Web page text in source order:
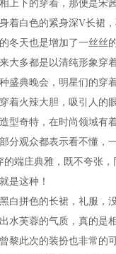
上下的穿着，那便是宋茜
着白色的紧身深V长裙
冬天也是增加了一丝丝的
大多都是以清纯形象穿
盛典晚会，明星们的穿
着火辣大胆，吸引人的
型奇特，在时尚领域有
分观众都表示看不懂，
的端庄典雅，既不夸张，
是这种！
白拼色的长裙，礼服，
水芙蓉的气质，真的是
黎此次的装扮也非常的